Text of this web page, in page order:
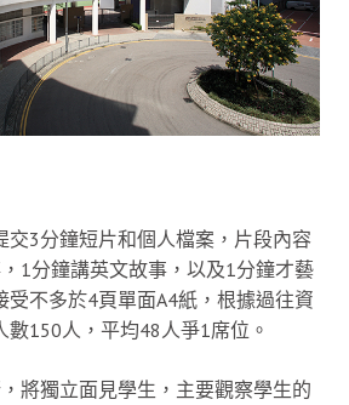
交3分鐘短片和個人檔案，片段內容
1分鐘講英文故事，以及1分鐘才藝
受不多於4頁單面A4紙，根據過往資
150人，平均48人爭1席位。
將獨立面見學生，主要觀察學生的